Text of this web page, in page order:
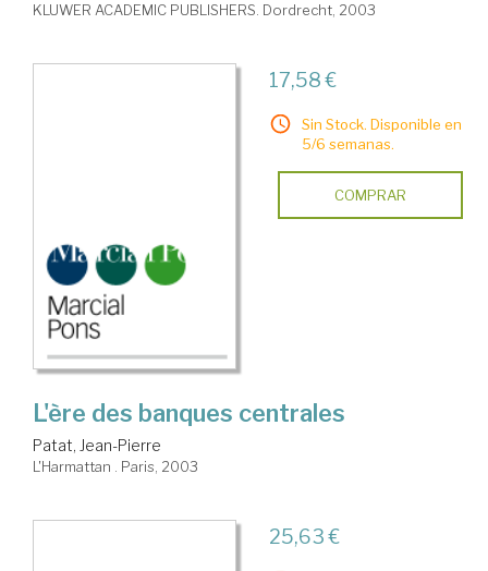
KLUWER ACADEMIC PUBLISHERS. Dordrecht, 2003
17,58 €
Sin Stock. Disponible en
5/6 semanas.
COMPRAR
L'ère des banques centrales
Patat, Jean-Pierre
L'Harmattan . Paris, 2003
25,63 €